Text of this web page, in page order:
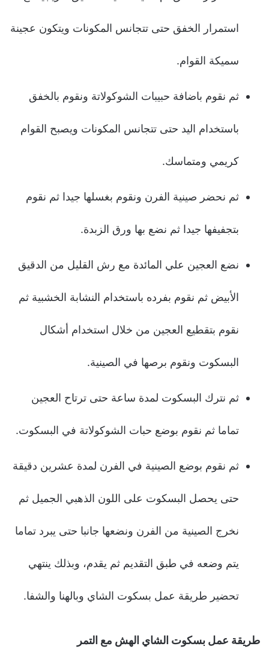
استمرار الخفق حتى تتجانس المكونات ويتكون عجينة
سميكة القوام.
ثم نقوم باضافة حبيبات الشوكولاتة ونقوم بالخفق
باستخدام اليد حتى تتجانس المكونات ويصبح القوام
كريمي ومتماسك.
ثم نحضر صينية الفرن ونقوم بغسلها جيدا ثم نقوم
بتجفيفها جيدا ثم نضع بها ورق الزبدة.
نضع العجين علي المائدة مع رش القليل من الدقيق
الأبيض ثم نقوم بفرده باستخدام النشابة الخشبية ثم
نقوم بتقطيع العجين من خلال استخدام أشكال
البسكوت ونقوم برصها في الصينية.
ثم نترك البسكوت لمدة ساعة حتى ترتاح العجين
تماما ثم نقوم بوضع حبات الشوكولاتة في البسكوت.
ثم نقوم بوضع الصينية في الفرن لمدة عشرين دقيقة
حتى يحصل البسكوت على اللون الذهبي الجميل ثم
نخرج الصينية من الفرن ونضعها جانبا حتى يبرد تماما
يتم وضعه في طبق التقديم ثم يقدم، وبذلك ينتهي
تحضير طريقة عمل بسكوت الشاي وبالهنا والشفا.
طريقة عمل بسكوت الشاي الهش مع التمر